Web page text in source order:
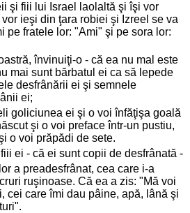
şi fiii lui Israel laolaltă şi îşi vor
ieşi din ţara robiei şi Izreel se va
pe fratele lor: "Ami" şi pe sora lor:
învinuiţi-o - că ea nu mal este
mai sunt bărbatul ei ca să lepede
desfrânării ei şi semnele
ei;
goliciunea ei şi o voi înfăţişa goală
şi o voi preface într-un pustiu,
o voi prăpădi de sete.
ei - că ei sunt copii de desfrânată -
a preadesfrânat, cea care i-a
ruşinoase. Că ea a zis: "Mă voi
cei care îmi dau pâine, apă, lână şi